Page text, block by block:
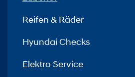
Reifen & Räder
Hyundai Checks
Elektro Service